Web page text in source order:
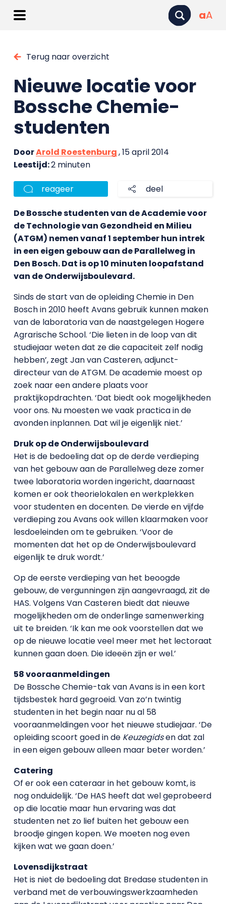
aA
Terug naar overzicht
Nieuwe locatie voor
Bossche Chemie-
studenten
DoorArold Roestenburg, 15 april 2014
Leestijd:2 minuten
reageer deel
De Bossche studenten van de Academie voor
de Technologie van Gezondheid en Milieu
(ATGM) nemen vanaf 1 september hun intrek
in een eigen gebouw aan de Parallelweg in
Den Bosch. Dat is op 10 minuten loopafstand
van de Onderwijsboulevard.
Sinds de start van de opleiding Chemie in Den
Bosch in 2010 heeft Avans gebruik kunnen maken
van de laboratoria van de naastgelegen Hogere
Agrarische School. ‘Die lieten in de loop van dit
studiejaar weten dat ze die capaciteit zelf nodig
hebben’, zegt Jan van Casteren, adjunct-
directeur van de ATGM. De academie moest op
zoek naar een andere plaats voor
praktijkopdrachten. ‘Dat biedt ook mogelijkheden
voor ons. Nu moesten we vaak practica in de
avonden inplannen. Dat wil je eigenlijk niet.’
Druk op de Onderwijsboulevard
Het is de bedoeling dat op de derde verdieping
van het gebouw aan de Parallelweg deze zomer
twee laboratoria worden ingericht, daarnaast
komen er ook theorielokalen en werkplekken
voor studenten en docenten. De vierde en vijfde
verdieping zou Avans ook willen klaarmaken voor
lesdoeleinden om te gebruiken. ‘Voor de
momenten dat het op de Onderwijsboulevard
eigenlijk te druk wordt.’
Op de eerste verdieping van het beoogde
gebouw, de vergunningen zijn aangevraagd, zit de
HAS. Volgens Van Casteren biedt dat nieuwe
mogelijkheden om de onderlinge samenwerking
uit te breiden. ‘Ik kan me ook voorstellen dat we
op de nieuwe locatie veel meer met het lectoraat
kunnen gaan doen. Die ideeën zijn er wel.’
58 vooraanmeldingen
De Bossche Chemie-tak van Avans is in een kort
tijdsbestek hard gegroeid. Van zo’n twintig
studenten in het begin naar nu al 58
vooraanmeldingen voor het nieuwe studiejaar. ‘De
opleiding scoort goed in de Keuzegidsen dat zal
in een eigen gebouw alleen maar beter worden.’
Catering
Of er ook een cateraar in het gebouw komt, is
nog onduidelijk. ‘De HAS heeft dat wel geprobeerd
op die locatie maar hun ervaring was dat
studenten net zo lief buiten het gebouw een
broodje gingen kopen. We moeten nog even
kijken wat we gaan doen.’
Lovensdijkstraat
Het is niet de bedoeling dat Bredase studenten in
verband met de verbouwingswerkzaamheden